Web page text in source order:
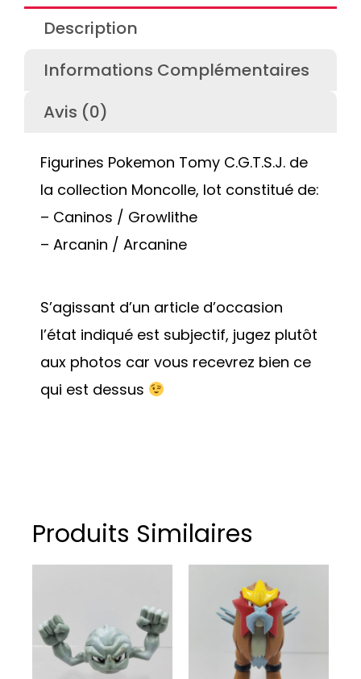
Description
Informations Complémentaires
Avis (0)
Figurines Pokemon Tomy C.G.T.S.J. de
la collection Moncolle, lot constitué de:
– Caninos / Growlithe
– Arcanin / Arcanine
S’agissant d’un article d’occasion
l’état indiqué est subjectif, jugez plutôt
aux photos car vous recevrez bien ce
qui est dessus
Produits Similaires